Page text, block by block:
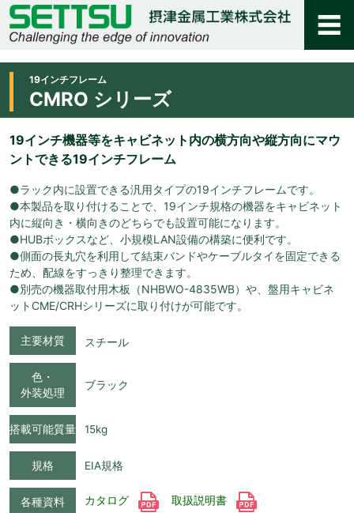
19インチフレーム
CMRO シリーズ
19インチ機器等をキャビネット内の横方向や縦方向にマウ
ントできる19インチフレーム
●ラック内に設置できる汎用タイプの19インチフレームです。
●本製品を取り付けることで、19インチ規格の機器をキャビネット
内に縦向き・横向きのどちらでも設置可能になります。
●HUBボックスなど、小規模LAN設備の構築に便利です。
●側面の長丸穴を利用して結束バンドやケーブルタイを固定できる
ため、配線をすっきり整理できます。
●別売の機器取付用木板（NHBWO-4835WB）や、盤用キャビネ
ットCME/CRHシリーズに取り付けが可能です。
主要材質 スチール
色・
外装処理
ブラック
搭載可能質量 15kg
規格 EIA規格
各種資料 カタログ 取扱説明書